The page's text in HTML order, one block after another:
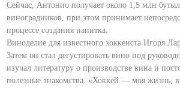
Сейчас, Антонио получает около 1,5 млн
виноградников, при этом принимает
процессе создания напитка.
Виноделие для известного хоккеиста Игоря
Затем он стал дегустировать вино под
изучал литературу о производстве вина и
полезные знакомства. «Хоккей — моя жизнь,